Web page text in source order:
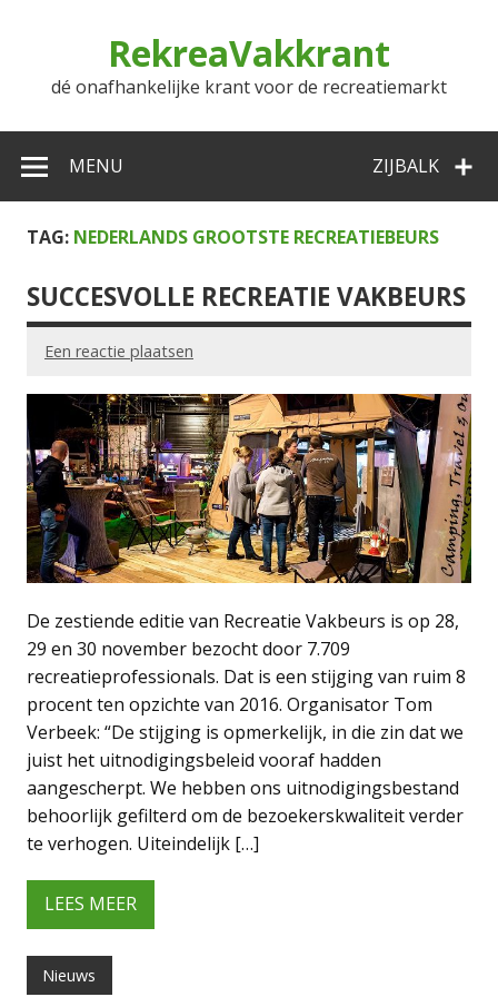
RekreaVakkrant
dé onafhankelijke krant voor de recreatiemarkt
ZIJBALK
MENU
TAG: NEDERLANDS GROOTSTE RECREATIEBEURS
SUCCESVOLLE RECREATIE VAKBEURS
Een reactie plaatsen
De zestiende editie van Recreatie Vakbeurs is op 28,
29 en 30 november bezocht door 7.709
recreatieprofessionals. Dat is een stijging van ruim 8
procent ten opzichte van 2016. Organisator Tom
Verbeek: “De stijging is opmerkelijk, in die zin dat we
juist het uitnodigingsbeleid vooraf hadden
aangescherpt. We hebben ons uitnodigingsbestand
behoorlijk gefilterd om de bezoekerskwaliteit verder
te verhogen. Uiteindelijk […]
LEES MEER
Nieuws